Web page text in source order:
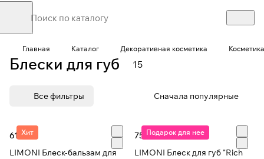
Главная Каталог Декоративная косметика
Блески для губ 15
Все фильтры Сначала популярные
Хит
617 ₽
LIMONI Блеск-бальзам для
Подарок для нее
756 ₽
LIMONI Блеск для губ "Rich